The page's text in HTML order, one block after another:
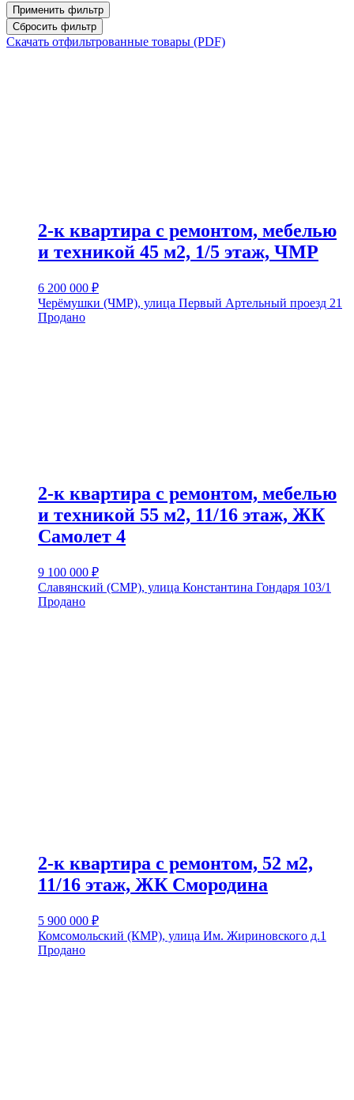
Применить фильтр
Сбросить фильтр
Скачать отфильтрованные товары (PDF)
2-к квартира с ремонтом, мебелью
и техникой 45 м2, 1/5 этаж, ЧМР
6 200 000 ₽
Черёмушки (ЧМР), улица Первый Артельный проезд 21
Продано
2-к квартира с ремонтом, мебелью
и техникой 55 м2, 11/16 этаж, ЖК
Самолет 4
9 100 000 ₽
Славянский (СМР), улица Константина Гондаря 103/1
Продано
2-к квартира с ремонтом, 52 м2,
11/16 этаж, ЖК Смородина
5 900 000 ₽
Комсомольский (КМР), улица Им. Жириновского д.1
Продано